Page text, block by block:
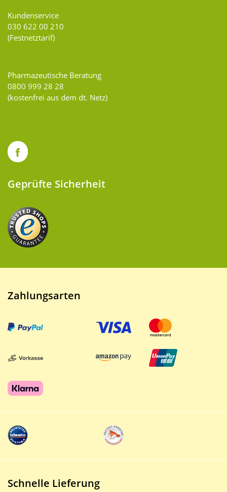
Kundenservice
030 622 00 210
(Festnetztarif)
Pharmazeutische Beratung
0800 999 28 28
(kostenfrei aus dem dt. Netz)
Geprüfte Sicherheit
Zahlungsarten
Schnelle Lieferung